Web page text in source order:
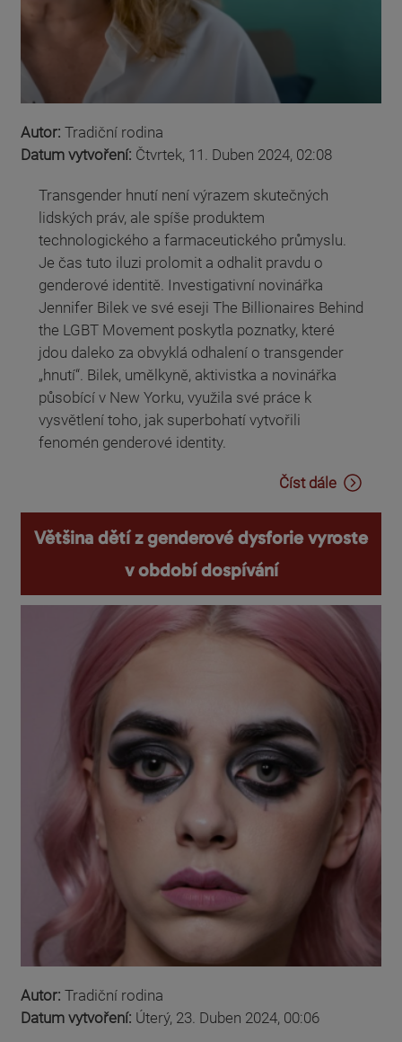
Autor: Tradiční rodina
Datum vytvoření: Čtvrtek, 11. Duben 2024, 02:08
Transgender hnutí není výrazem skutečných
lidských práv, ale spíše produktem
technologického a farmaceutického průmyslu.
Je čas tuto iluzi prolomit a odhalit pravdu o
genderové identitě. Investigativní novinářka
Jennifer Bilek ve své eseji The Billionaires Behind
the LGBT Movement poskytla poznatky, které
jdou daleko za obvyklá odhalení o transgender
„hnutí“. Bilek, umělkyně, aktivistka a novinářka
působící v New Yorku, využila své práce k
vysvětlení toho, jak superbohatí vytvořili
fenomén genderové identity.
Číst dále
Většina dětí z genderové dysforie vyroste
v období dospívání
Autor: Tradiční rodina
Datum vytvoření: Úterý, 23. Duben 2024, 00:06